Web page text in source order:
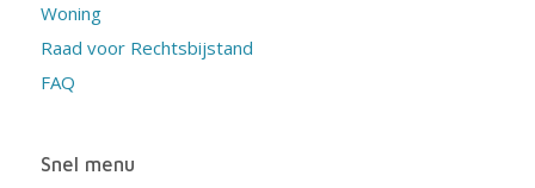
Woning
Raad voor Rechtsbijstand
FAQ
Snel menu